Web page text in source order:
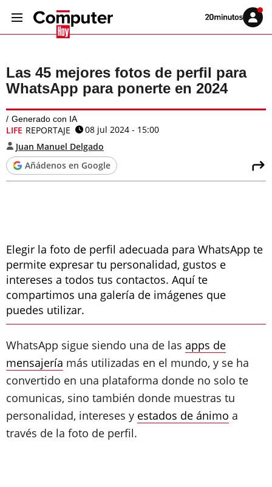
Volver
Iniciar
sesión
Las 45 mejores fotos de perfil para
WhatsApp para ponerte en 2024
Generado con IA
LIFE REPORTAJE
08 jul 2024 - 15:00
Juan Manuel Delgado
Añádenos en Google
Elegir la foto de perfil adecuada para WhatsApp te
permite expresar tu personalidad, gustos e
intereses a todos tus contactos. Aquí te
compartimos una galería de imágenes que
puedes utilizar.
WhatsApp sigue siendo una de las apps de
mensajería más utilizadas en el mundo, y se ha
convertido en una plataforma donde no solo te
comunicas, sino también donde muestras tu
personalidad, intereses y estados de ánimo a
través de la foto de perfil.